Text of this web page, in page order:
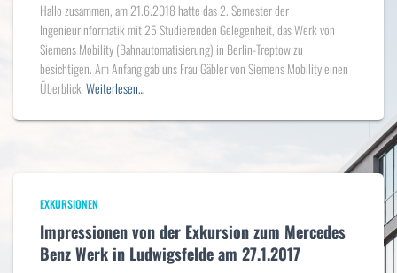
Hallo zusammen, am 21.6.2018 hatte das 2. Semester der
Ingenieurinformatik mit 25 Studierenden Gelegenheit, das Werk von
Siemens Mobility (Bahnautomatisierung) in Berlin-Treptow zu
besichtigen. Am Anfang gab uns Frau Gäbler von Siemens Mobility einen
Überblick Weiterlesen…
EXKURSIONEN
Impressionen von der Exkursion zum Mercedes
Benz Werk in Ludwigsfelde am 27.1.2017